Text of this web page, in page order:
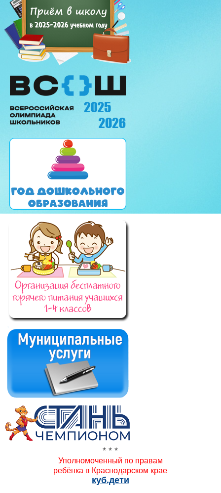
* * *
Уполномоченный по правам
ребёнка в Краснодарском крае
куб.дети